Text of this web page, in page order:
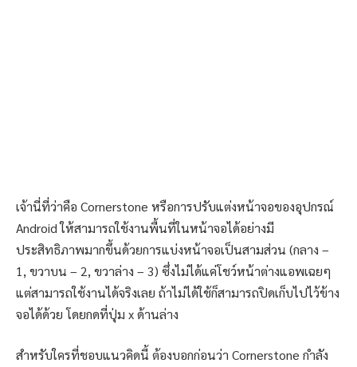
เจ้านี่ที่ว่าคือ Cornerstone หรือการปรับแต่งหน้าจอของอุปกรณ์
Android ให้สามารถใช้งานพื้นที่ในหน้าจอได้อย่างมี
ประสิทธิภาพมากขึ้นด้วยการแบ่งหน้าจอเป็นสามส่วน (กลาง –
1, ขวาบน – 2, ขวาล่าง – 3) ซึ่งไม่ได้แค่โชว์หน้าต่างแอพเฉยๆ
แต่สามารถใช้งานได้จริงเลย ถ้าไม่ได้ใช้ก็สามารถปิดเก็บไปไว้ข้าง
จอได้ด้วย โดยกดที่ปุ่ม x ด้านล่าง
สำหรับใครที่ชอบแนวคิดนี้ ต้องบอกก่อนว่า Cornerstone กำลัง